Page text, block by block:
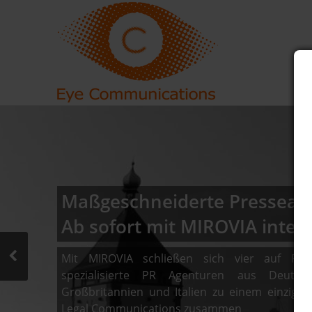
Maßgeschneiderte
Ab sofort mit MIROVIA
Mit MIROVIA schließen sich vier auf
spezialisierte PR Agenturen aus
Großbritannien und Italien zu einem
Legal Communications zusammen